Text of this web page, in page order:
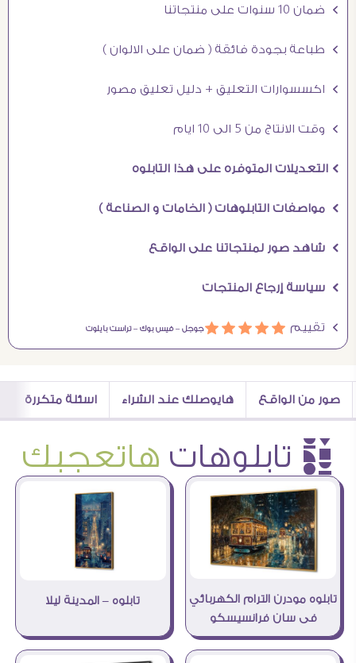
Ö ضمان 10 سنوات على منتجاتنا
Ö طباعة بجودة فائقة ( ضمان على الالوان )
Ö اكسسوارات التعليق + دليل تعليق مصور
Ö وقت الانتاج من 5 الى 10 ايام
Ö التعديلات المتوفره على هذا التابلوه
Ö مواصفات التابلوهات ( الخامات و الصناعة )
Ö شاهد صور لمنتجاتنا على الواقع
Ö سياسة إرجاع المنتجات
Ö تقييم áááááجوجل –فيس بوك –تراست بايلوت
صور من الواقع هايوصلك عند الشراء اسئلة متكررة
è تابلوهات هاتعجبك
تابلوه مودرن الترام الكهربائي
فى سان فرانسيسكو
تابلوه – المدينة ليلا